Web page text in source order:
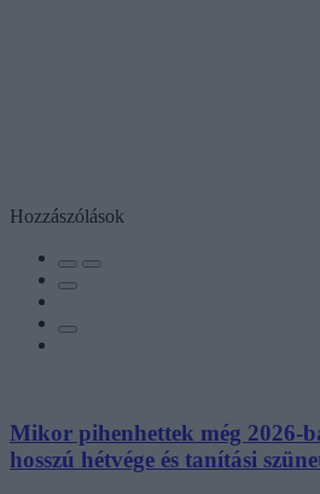
Hozzászólások
Mikor pihenhettek még 2026-
hosszú hétvége és tanítási